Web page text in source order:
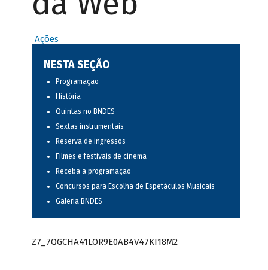
Ações
NESTA SEÇÃO
Programação
História
Quintas no BNDES
Sextas instrumentais
Reserva de ingressos
Filmes e festivais de cinema
Receba a programação
Concursos para Escolha de Espetáculos Musicais
Galeria BNDES
Z7_7QGCHA41LOR9E0AB4V47KI18M2